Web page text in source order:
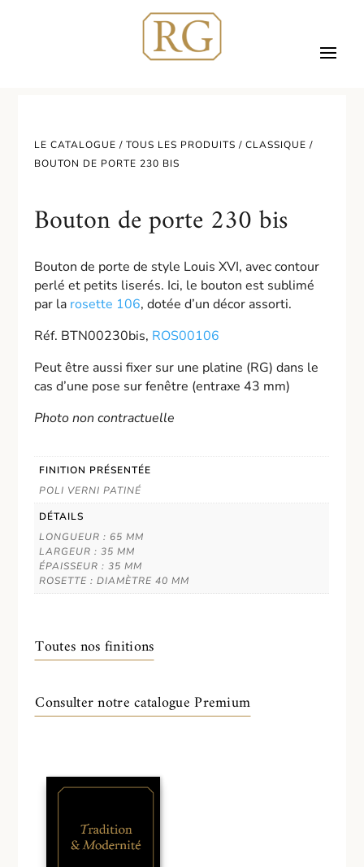
LE CATALOGUE /TOUS LES PRODUITS /CLASSIQUE /
BOUTON DE PORTE 230 BIS
Bouton de porte 230 bis
Bouton de porte de style Louis XVI, avec contour
perlé et petits liserés. Ici, le bouton est sublimé
par la rosette 106, dotée d’un décor assorti.
Réf. BTN00230bis, ROS00106
Peut être aussi fixer sur une platine (RG) dans le
cas d’une pose sur fenêtre (entraxe 43 mm)
Photo non contractuelle
FINITION PRÉSENTÉE
POLI VERNI PATINÉ
DÉTAILS
LONGUEUR : 65 MM
LARGEUR : 35 MM
ÉPAISSEUR : 35 MM
ROSETTE : DIAMÈTRE 40 MM
Toutes nos finitions
Consulter notre catalogue Premium